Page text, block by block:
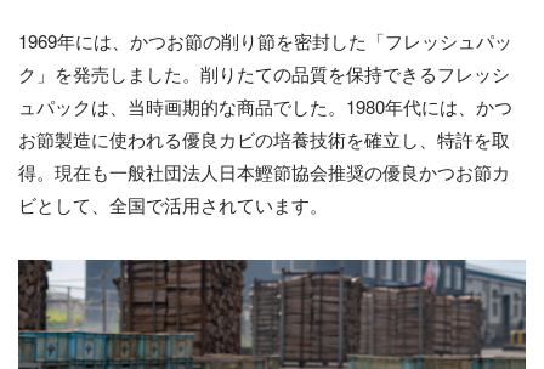
1969年には、かつお節の削り節を密封した「フレッシュパッ
ク」を発売しました。削りたての品質を保持できるフレッシ
ュパックは、当時画期的な商品でした。1980年代には、かつ
お節製造に使われる優良カビの培養技術を確立し、特許を取
得。現在も一般社団法人日本鰹節協会推奨の優良かつお節カ
ビとして、全国で活用されています。